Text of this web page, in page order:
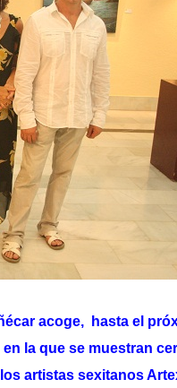
acoge, hasta el
la que se muestran
artistas sexitanos